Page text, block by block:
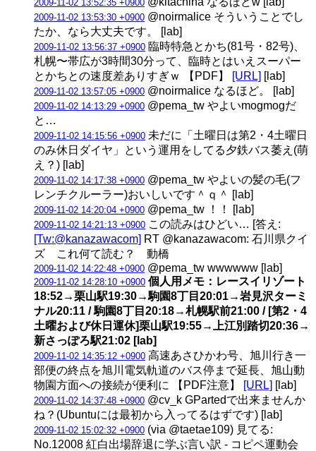
2009-11-02 13:52:35 +0900
2009-11-02 13:53:30 +0900 @noirmalice そういうことでし
たか、なら大丈夫です。 [lab]
2009-11-02 13:56:37 +0900 臨時特急とかち(81号・82号)、
札幌〜帯広が3時間30分って、臨時とはいえスーパー
とかちとの速度差ありすぎｗ 【PDF】
[URL] [lab]
2009-11-02 13:57:05 +0900 @noirmalice なるほど。 [lab]
2009-11-02 14:13:29 +0900 @pema_tw やよいmogmogだ
と…
2009-11-02 14:15:56 +0900 未だに「土曜日は第2・4土曜日
のみ休日ダイヤ」という運用をしてる夕鉄バス萎え(萌
え？) [lab]
2009-11-02 14:17:38 +0900 @pema_tw やよいの髪の毛(フ
レンチクルーラー)おいしいです＾ｑ＾ [lab]
2009-11-02 14:20:04 +0900 @pema_tw ！！ [lab]
2009-11-02 14:21:13 +0900 この読みはひどい… [答え:
[Tw:@kanazawacom] RT @kanazawacom: 石川県クイ
ズ これ何て読む？ 動橋
2009-11-02 14:22:48 +0900 @pema_tw wwwwww [lab]
2009-11-02 14:28:10 +0900 個人用メモ：レースイリゾート
18:52→栗山駅19:30→駒園8丁目20:01→岩見沢ターミ
ナル20:11 / 駒園8丁目20:18→札幌駅前21:00 / [第2・4
土曜および休日運休]栗山駅19:55→上江別踏切20:36→
新さっぽろ駅21:02 [lab]
2009-11-02 14:35:12 +0900 高速あさひかわ号、旭川行き一
部便の終点を旭川電気軌道のバス停まで延長、旭山動
物園方面への接続が便利に 【PDF注意】
[URL] [lab]
2009-11-02 14:37:48 +0900 @cv_k GPartedで出来ませんか
ね？(Ubuntuには最初から入ってるはずです) [lab]
2009-11-02 15:02:32 +0900 (via @taetae109) 見てる:
No.12008 紅白出場辞退に学ぶ言い訳 - コピペ運動会